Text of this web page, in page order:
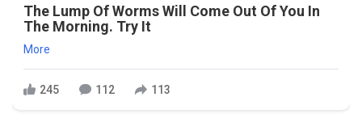
The Lump Of Worms Will Come Out Of You In
The Morning. Try It
More
245 112 113